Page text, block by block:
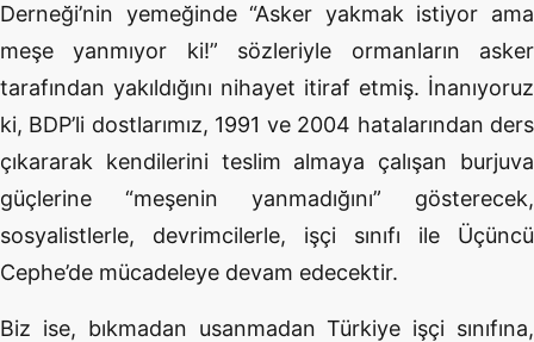
Derneği’nin yemeğinde “Asker yakmak istiyor ama
meşe yanmıyor ki!” sözleriyle ormanların asker
tarafından yakıldığını nihayet itiraf etmiş. İnanıyoruz
ki, BDP’li dostlarımız, 1991 ve 2004 hatalarından ders
çıkararak kendilerini teslim almaya çalışan burjuva
güçlerine “meşenin yanmadığını” gösterecek,
sosyalistlerle, devrimcilerle, işçi sınıfı ile Üçüncü
Cephe’de mücadeleye devam edecektir.
Biz ise, bıkmadan usanmadan Türkiye işçi sınıfına,